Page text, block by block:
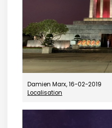
Damien Marx, 16-02-2019
Localisation